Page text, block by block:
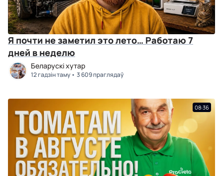
Я почти не заметил это лето… Работаю 7
дней в неделю
Беларускі хутар
12 гадзін таму 3 609 праглядаў
08:36